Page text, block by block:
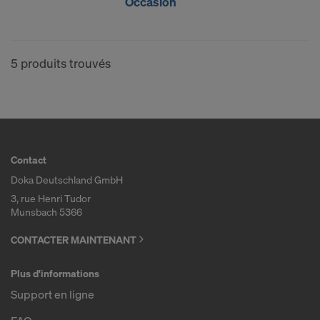
5 produits trouvés
Contact
Doka Deutschland GmbH
3, rue Henri Tudor
Munsbach 5366
CONTACTER MAINTENANT
Plus d'informations
Support en ligne
vous êtes largement dépourvu de droits effectifs et
Les données à caractère personnel que nous
Facebook LLC
Google LLC
MaxMind Inc.
Monotype Imaging Holdings Inc.
Sketchfab Inc.
The Trade Desk, Inc.